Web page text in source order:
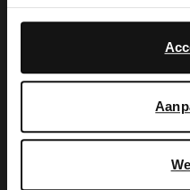
Meer
English